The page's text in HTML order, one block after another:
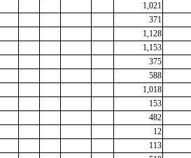
1,021
371
1,128
1,153
375
588
1,018
153
482
12
113